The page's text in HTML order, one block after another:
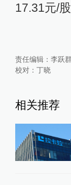
17.31元/
责任编辑： 李跃
校对： 丁晓
相关推荐